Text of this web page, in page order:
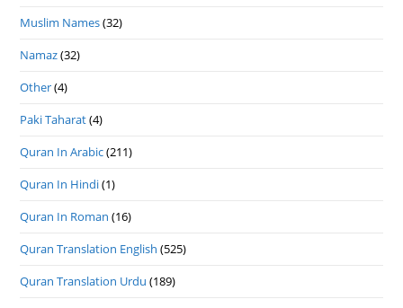
Muslim Names(32)
Namaz(32)
Other(4)
Paki Taharat(4)
Quran In Arabic(211)
Quran In Hindi(1)
Quran In Roman (16)
Quran Translation English (525)
Quran Translation Urdu (189)